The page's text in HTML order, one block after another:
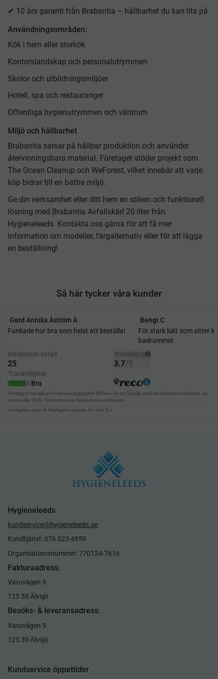
✔ 10 års garanti från Brabantia – hållbarhet du kan lita på
Användningsområden:
Kök i hem eller storkök
Kontorslandskap och personalutrymmen
Skolor och utbildningsmiljöer
Hotell, spa och restauranger
Offentliga hygienutrymmen och väntrum
Miljö och hållbarhet
Brabantia satsar på hållbar produktion och använder
återvinningsbara material. Företaget stöder projekt som
The Ocean Cleanup och WeForest, vilket innebär att varje
köp bidrar till en bättre miljö.
Ge din verksamhet eller ditt hem en stilren och funktionell
lösning med Brabantia Avfallskärl 20 liter från
Hygieneleeds. Kontakta oss gärna för att få mer
information om modeller, färgalternativ eller för att lägga
en beställning!
Så här tycker våra kunder
Hygieneleeds
kundservice@hygieneleeds.se
Kundtjänst: 076 023 4959
Organisationsnummer: 770124-7616
Fakturaadress:
Varuvägen 9
125 30 Älvsjö
Besöks- & leveransadress:
Varuvägen 9
125 30 Älvsjö
Kundservice öppettider